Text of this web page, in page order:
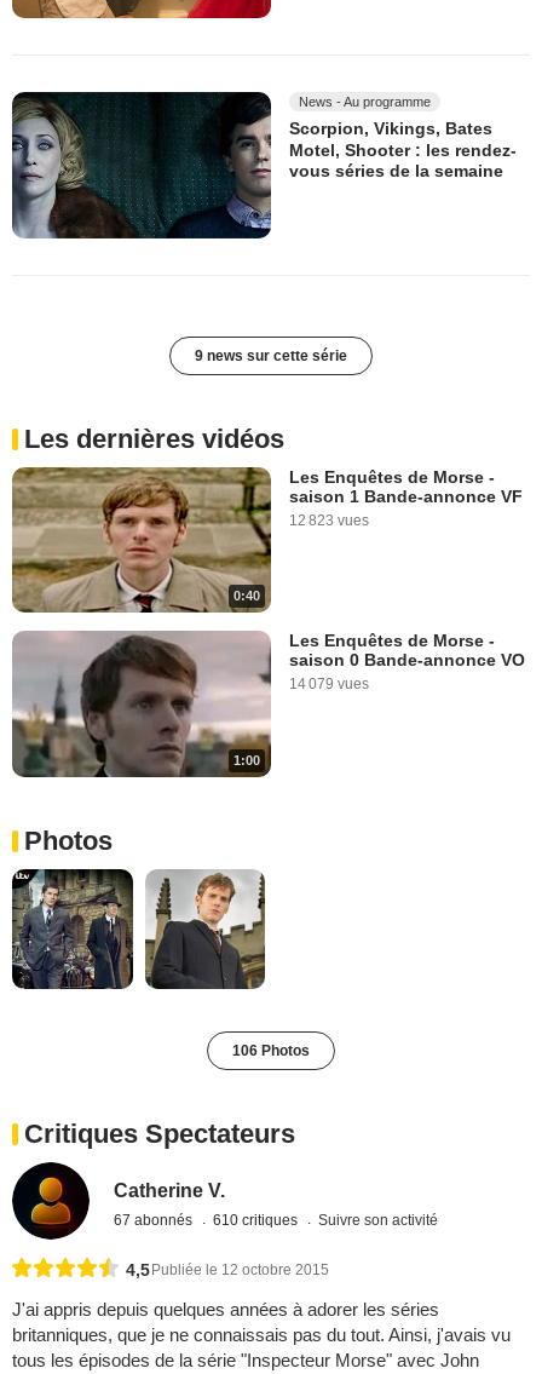
News - Au programme
Scorpion, Vikings, Bates
Motel, Shooter : les rendez-
vous séries de la semaine
9 news sur cette série
Les dernières vidéos
0:40
Les Enquêtes de Morse -
saison 1 Bande-annonce VF
12 823 vues
1:00
Les Enquêtes de Morse -
saison 0 Bande-annonce VO
14 079 vues
Photos
106 Photos
Critiques Spectateurs
Catherine V.
67 abonnés 610 critiques Suivre son activité
4,5 Publiée le 12 octobre 2015
J'ai appris depuis quelques années à adorer les séries
britanniques, que je ne connaissais pas du tout. Ainsi, j'avais vu
tous les épisodes de la série "Inspecteur Morse" avec John